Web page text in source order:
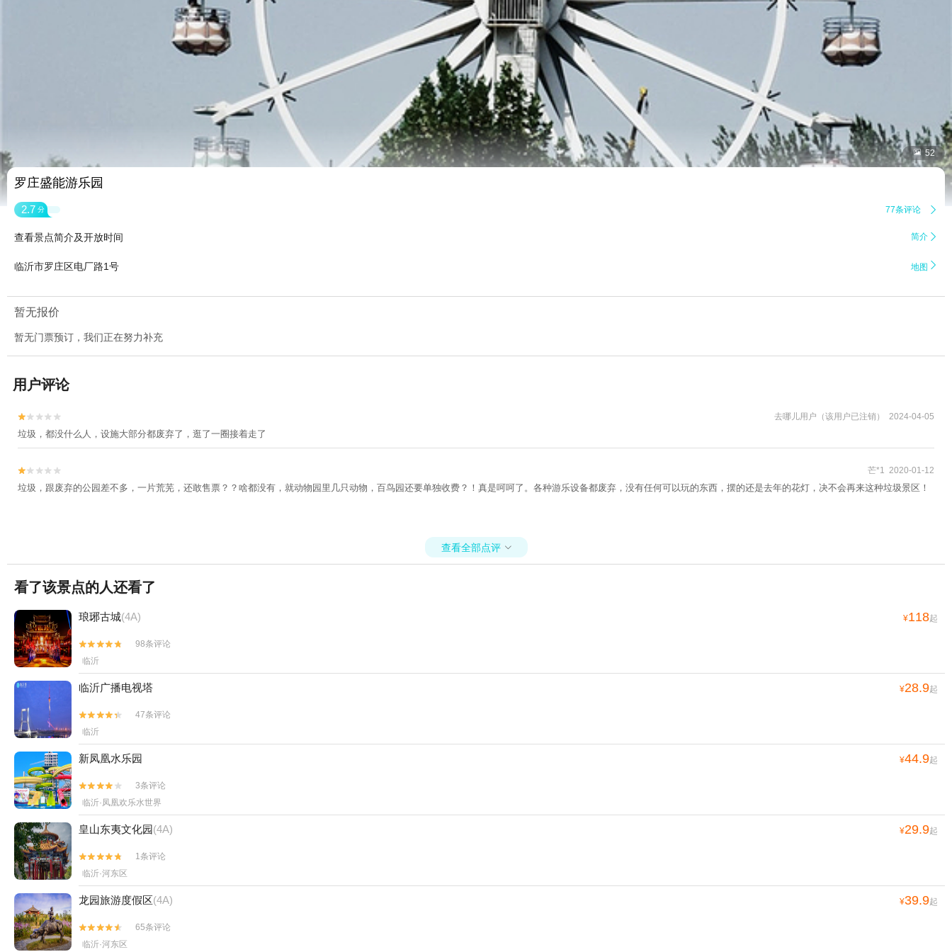
 52
罗庄盛能游乐园
2.7 分 77条评论 
查看景点简介及开放时间 简介 
临沂市罗庄区电厂路1号 地图 
暂无报价
暂无门票预订，我们正在努力补充
用户评论

 去哪儿用户（该用户已注销） 2024-04-05
垃圾，都没什么人，设施大部分都废弃了，逛了一圈接着走了

 芒*1 2020-01-12
垃圾，跟废弃的公园差不多，一片荒芜，还敢售票？？啥都没有，就动物园里几只动物，百鸟园还要单独收费？！真是呵呵了。各种游乐设备都废弃，没有任何可以玩的东西，摆的还是去年的花灯，决不会再来这种垃圾景区！
查看全部点评 
看了该景点的人还看了
琅琊古城(4A) ¥118起


98条评论
临沂
临沂广播电视塔 ¥28.9起


47条评论
临沂
新凤凰水乐园 ¥44.9起


3条评论
临沂·凤凰欢乐水世界
皇山东夷文化园(4A) ¥29.9起


1条评论
临沂·河东区
龙园旅游度假区(4A) ¥39.9起


65条评论
临沂·河东区